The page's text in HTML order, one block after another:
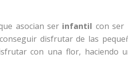
asocian ser infantil con ser
disfrutar de las
con una flor, haciendo